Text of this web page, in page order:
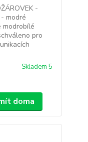
-
modré
modrobílé
pro
Skladem 5
doma